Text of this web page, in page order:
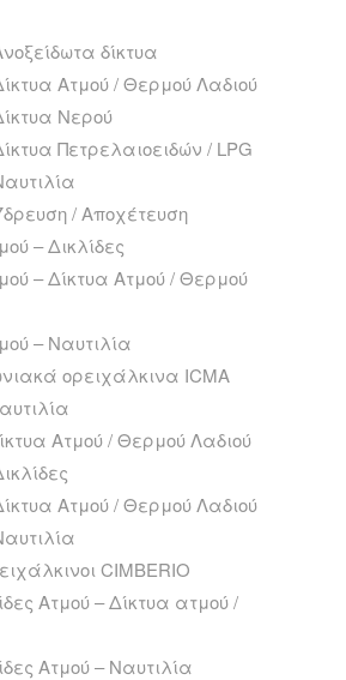
δίκτυα
Ατμού / Θερμού Λαδιού
Νερού
Πετρελαιοειδών / LPG
/ Αποχέτευση
– Δικλίδες
– Δίκτυα Ατμού / Θερμού
– Ναυτιλία
ορειχάλκινα ICMA
Ατμού / Θερμού Λαδιού
Ατμού / Θερμού Λαδιού
CIMBERIO
Ατμού – Δίκτυα ατμού /
Ατμού – Ναυτιλία